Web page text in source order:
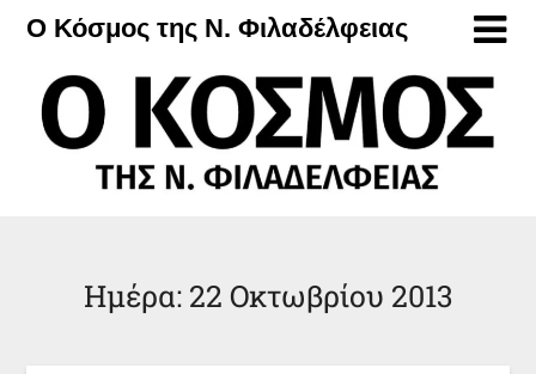
Μετάβαση
περιεχόμενο
Ο Κόσμος της Ν. Φιλαδέλφειας
Ημέρα: 22 Οκτωβρίου 2013